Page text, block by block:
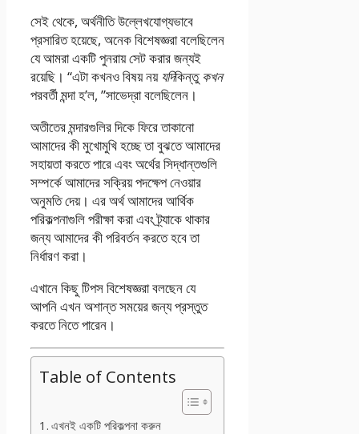
সেই থেকে, অর্থনীতি উল্লেখযোগ্যভাবে
প্রসারিত হয়েছে, অনেক বিশেষজ্ঞরা বলেছিলেন
যে আমরা একটি পুনরায় সেট করার জন্যই
রয়েছি। “এটা কখনও বিষয় নয় যদিকিন্তু কখন
পরবর্তী মন্দা হ’ল, ”সাভেদ্রা বলেছিলেন।
অতীতের মন্দারগুলির দিকে ফিরে তাকানো
আমাদের কী মুখোমুখি হচ্ছে তা বুঝতে আমাদের
সহায়তা করতে পারে এবং অর্থের সিদ্ধান্তগুলি
সম্পর্কে আমাদের সক্রিয় পদক্ষেপ নেওয়ার
অনুমতি দেয়। এর অর্থ আমাদের আর্থিক
পরিকল্পনাগুলি পরীক্ষা করা এবং ট্র্যাকে থাকার
জন্য আমাদের কী পরিবর্তন করতে হবে তা
নির্ধারণ করা।
এখানে কিছু টিপস বিশেষজ্ঞরা বলছেন যে
আপনি এখন অশান্ত সময়ের জন্য প্রস্তুত
করতে নিতে পারেন।
Table of Contents
এখনই একটি পরিকল্পনা করুন